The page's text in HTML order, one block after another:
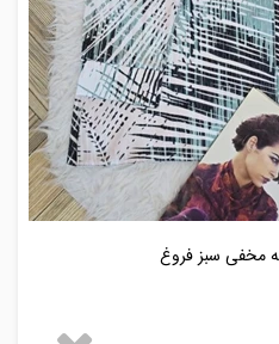
مخفی سبز فروغ